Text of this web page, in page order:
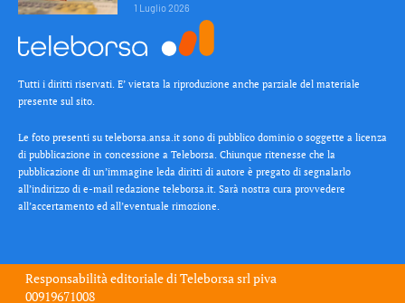
1 Luglio 2026
Tutti i diritti riservati. E’ vietata la riproduzione anche parziale del materiale
presente sul sito.
Le foto presenti su teleborsa.ansa.it sono di pubblico dominio o soggette a licenza
di pubblicazione in concessione a Teleborsa. Chiunque ritenesse che la
pubblicazione di un’immagine leda diritti di autore è pregato di segnalarlo
all’indirizzo di e-mail redazione teleborsa.it. Sarà nostra cura provvedere
all’accertamento ed all’eventuale rimozione.
Responsabilità editoriale diTeleborsa srlpiva
00919671008